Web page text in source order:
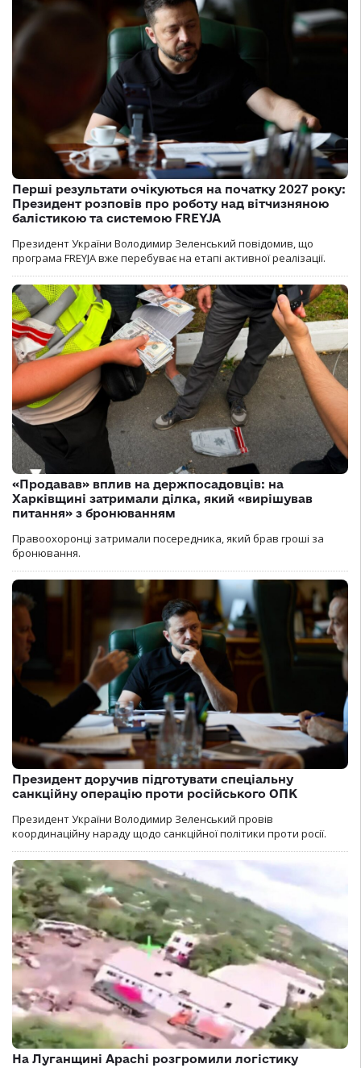
Перші результати очікуються на початку 2027 року:
Президент розповів про роботу над вітчизняною
балістикою та системою FREYJA
Президент України Володимир Зеленський повідомив, що
програма FREYJA вже перебуває на етапі активної реалізації.
«Продавав» вплив на держпосадовців: на
Харківщині затримали ділка, який «вирішував
питання» з бронюванням
Правоохоронці затримали посередника, який брав гроші за
бронювання.
Президент доручив підготувати спеціальну
санкційну операцію проти російського ОПК
Президент України Володимир Зеленський провів
координаційну нараду щодо санкційної політики проти росії.
На Луганщині Apachi розгромили логістику